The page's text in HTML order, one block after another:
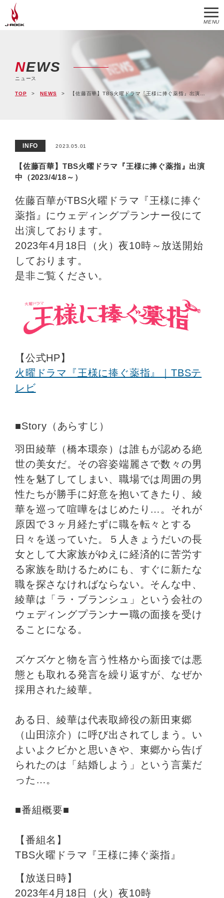
MENU
NEWS
ニュース
TOP NEWS 【佐藤百華】TBS火曜ドラマ『王様に捧ぐ薬指』出演中（2023/4/18～）
INFO 2023.05.01
【佐藤百華】TBS火曜ドラマ『王様に捧ぐ薬指』出演
中（2023/4/18～）
佐藤百華がTBS火曜ドラマ『王様に捧ぐ
薬指』にウェディングプランナー役にて
出演しております。
2023年4月18日（火）夜10時～放送開始
しております。
是非ご覧ください。
【公式HP】
火曜ドラマ『王様に捧ぐ薬指』｜TBSテ
レビ
■Story（あらすじ）
羽田綾華（橋本環奈）は誰もが認める絶
世の美女だ。その容姿端麗さで数々の男
性を魅了してしまい、職場では周囲の男
性たちが勝手に好意を抱いてきたり、綾
華を巡って喧嘩をはじめたり…。それが
原因で３ヶ月経たずに職を転々とする
日々を送っていた。５人きょうだいの長
女として大家族がゆえに経済的に苦労す
る家族を助けるためにも、すぐに新たな
職を探さなければならない。そんな中、
綾華は「ラ・ブランシュ」という会社の
ウェディングプランナー職の面接を受け
ることになる。
ズケズケと物を言う性格から面接では悪
態とも取れる発言を繰り返すが、なぜか
採用された綾華。
ある日、綾華は代表取締役の新田東郷
（山田涼介）に呼び出されてしまう。い
よいよクビかと思いきや、東郷から告げ
られたのは「結婚しよう」という言葉だ
った…。
■番組概要■
【番組名】
TBS火曜ドラマ『王様に捧ぐ薬指』
【放送日時】
2023年4月18日（火）夜10時